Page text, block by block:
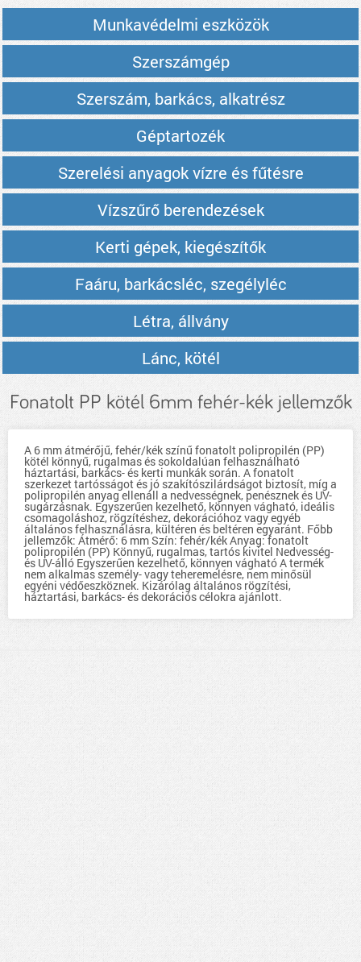
Munkavédelmi eszközök
Szerszámgép
Szerszám, barkács, alkatrész
Géptartozék
Szerelési anyagok vízre és fűtésre
Vízszűrő berendezések
Kerti gépek, kiegészítők
Faáru, barkácsléc, szegélyléc
Létra, állvány
Lánc, kötél
Fonatolt PP kötél 6mm fehér-kék jellemzők
A 6 mm átmérőjű, fehér/kék színű fonatolt polipropilén (PP)
kötél könnyű, rugalmas és sokoldalúan felhasználható
háztartási, barkács- és kerti munkák során. A fonatolt
szerkezet tartósságot és jó szakítószilárdságot biztosít, míg a
polipropilén anyag ellenáll a nedvességnek, penésznek és UV-
sugárzásnak. Egyszerűen kezelhető, könnyen vágható, ideális
csomagoláshoz, rögzítéshez, dekorációhoz vagy egyéb
általános felhasználásra, kültéren és beltéren egyaránt. Főbb
jellemzők: Átmérő: 6 mm Szín: fehér/kék Anyag: fonatolt
polipropilén (PP) Könnyű, rugalmas, tartós kivitel Nedvesség-
és UV-álló Egyszerűen kezelhető, könnyen vágható A termék
nem alkalmas személy- vagy teheremelésre, nem minősül
egyéni védőeszköznek. Kizárólag általános rögzítési,
háztartási, barkács- és dekorációs célokra ajánlott.